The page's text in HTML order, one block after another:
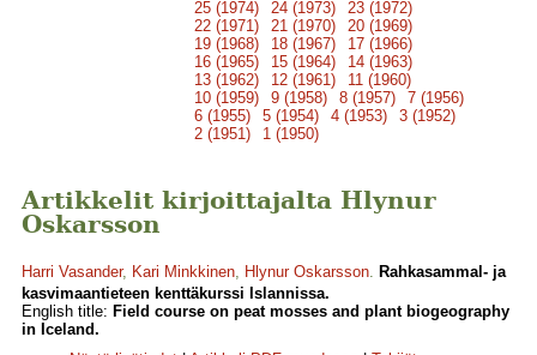
25 (1974)
24 (1973)
23 (1972)
22 (1971)
21 (1970)
20 (1969)
19 (1968)
18 (1967)
17 (1966)
16 (1965)
15 (1964)
14 (1963)
13 (1962)
12 (1961)
11 (1960)
10 (1959)
9 (1958) 8 (1957)
7 (1956)
6 (1955)
5 (1954) 4 (1953)
3 (1952)
2 (1951)
1 (1950)
Artikkelit kirjoittajalta Hlynur
Oskarsson
Harri Vasander, Kari Minkkinen, Hlynur Oskarsson. Rahkasammal- ja
kasvimaantieteen kenttäkurssi Islannissa.
English title: Field course on peat mosses and plant biogeography
in Iceland.